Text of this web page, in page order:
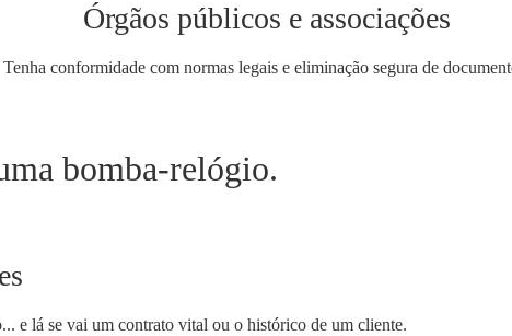
Órgãos públicos e associações
Tenha conformidade com normas legais e eliminação segura de
bomba-relógio.
e lá se vai um contrato vital ou o histórico de um cliente.